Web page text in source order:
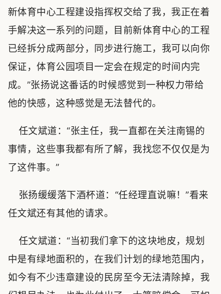
新体育中心工程建设指挥权交给了我，我正在着
手解决这一系列的问题，目前新体育中心的工程
已经拆分成两部分，同步进行施工，我可以向你
保证，体育公园项目一定会在规定的时间内完
成。”张扬说这番话的时候感觉到一种权力带给
他的快感，这种感觉是无法替代的。
任文斌道：“张主任，我一直都在关注南锡的
事情，这些事我都有所了解，我找您不仅仅是为
了这件事。”
张扬缓缓落下酒杯道：“任经理直说嘛！”看来
任文斌还有其他的请求。
任文斌道：“当初我们拿下的这块地皮，规划
中是有绿地面积的，在我们计划的绿地范围内，
如今有不少违章建设的民房至今无法清除掉，我